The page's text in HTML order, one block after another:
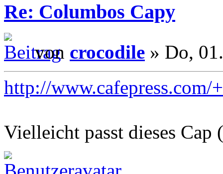
Re: Columbos Capy
von crocodile » Do,
http://
Vielleicht passt dieses